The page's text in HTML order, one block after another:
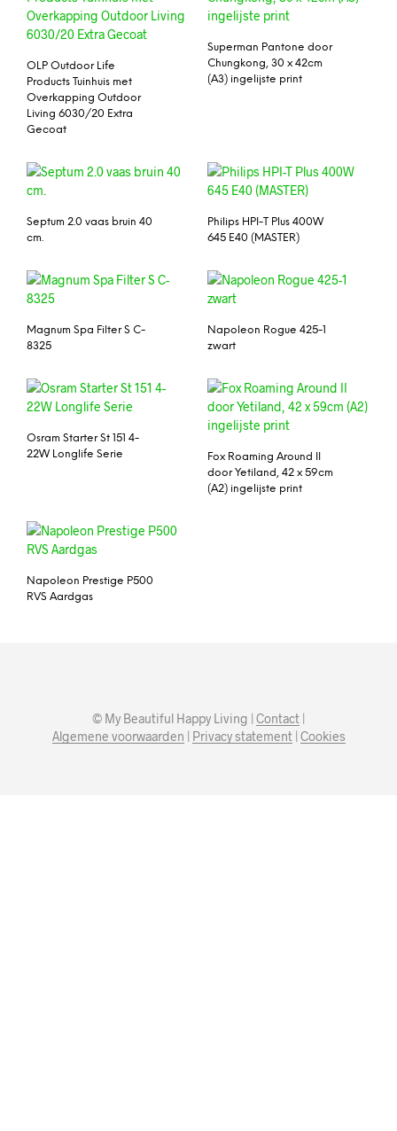
OLP Outdoor Life
Products Tuinhuis met
Overkapping Outdoor
Living 6030/20 Extra
Gecoat
Superman Pantone door
Chungkong, 30 x 42cm
(A3) ingelijste print
Septum 2.0 vaas bruin 40
cm.
Philips HPI-T Plus 400W
645 E40 (MASTER)
Magnum Spa Filter S C-
8325
Napoleon Rogue 425-1
zwart
Osram Starter St 151 4-
22W Longlife Serie
Fox Roaming Around II
door Yetiland, 42 x 59cm
(A2) ingelijste print
Napoleon Prestige P500
RVS Aardgas
© My Beautiful Happy Living | Contact
Algemene voorwaarden
Privacy statement| Cookies